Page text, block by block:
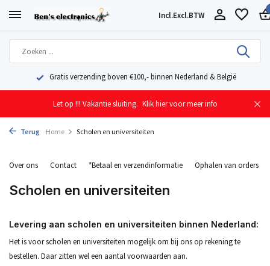
Incl.Excl.BTW
Geleverd uit eigen voorraad vanuit ons magazijn in Nederland
Let op !!! Vakantie sluiting. Klik hier voor meer info
Terug Home Scholen en universiteiten
Over ons Contact *Betaal en verzendinformatie Ophalen van orders
Scholen en universiteiten
Levering aan scholen en universiteiten binnen Nederland:
Het is voor scholen en universiteiten mogelijk om bij ons op rekening te
bestellen. Daar zitten wel een aantal voorwaarden aan.